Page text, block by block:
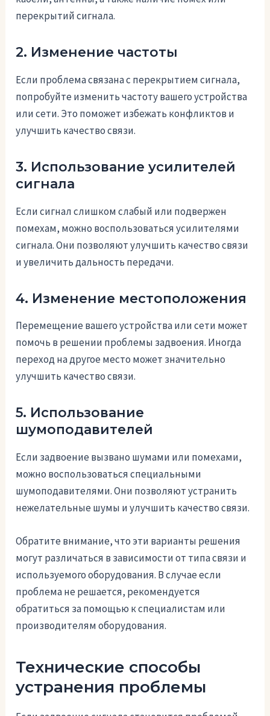
перекрытий сигнала.
2. Изменение частоты
Если проблема связана с перекрытием сигнала,
попробуйте изменить частоту вашего устройства
или сети. Это поможет избежать конфликтов и
улучшить качество связи.
3. Использование усилителей
сигнала
Если сигнал слишком слабый или подвержен
помехам, можно воспользоваться усилителями
сигнала. Они позволяют улучшить качество связи
и увеличить дальность передачи.
4. Изменение местоположения
Перемещение вашего устройства или сети может
помочь в решении проблемы задвоения. Иногда
переход на другое место может значительно
улучшить качество связи.
5. Использование
шумоподавителей
Если задвоение вызвано шумами или помехами,
можно воспользоваться специальными
шумоподавителями. Они позволяют устранить
нежелательные шумы и улучшить качество связи.
Обратите внимание, что эти варианты решения
могут различаться в зависимости от типа связи и
используемого оборудования. В случае если
проблема не решается, рекомендуется
обратиться за помощью к специалистам или
производителям оборудования.
Технические способы
устранения проблемы